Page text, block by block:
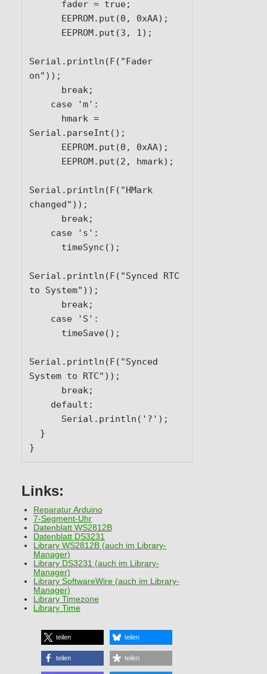
Serial.println(F("Fader
on"));
Serial.parseInt();
Serial.println(F("HMark
changed"));
Serial.println(F("Synced RTC
to System"));
Serial.println(F("Synced
System to RTC"));
}
Links:
Reparatur Arduino
7-Segment-Uhr
Datenblatt WS2812B
Datenblatt DS3231
Library WS2812B (auch im Library-
Manager)
Library DS3231 (auch im Library-
Manager)
Library SoftwareWire (auch im Library-
Manager)
Library Timezone
Library Time
teilen teilen
teilen teilen